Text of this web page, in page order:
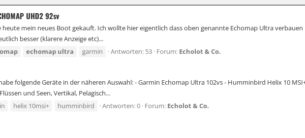
UHD2 92sv
mein neues Boot gekauft. Ich wollte hier eigentlich dass oben genannte Echomap Ultra
besser (klarere Anzeige etc)...
echomap ultra garmin Antworten: 53 Forum: Echolot & Co.
folgende Geräte in der näheren Auswahl: - Garmin Echomap Ultra 102vs - Humminbird Helix 10
und Seen, Vertikal, Pelagisch...
helix 10msi+ humminbird Antworten: 0 Forum: Echolot & Co.